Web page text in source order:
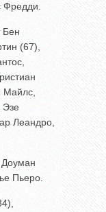
Фредди.
Бен
(67),
Майлс,
Эзе
Леандро,
Пьеро.